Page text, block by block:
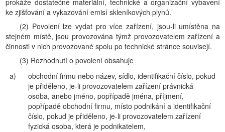
prokáže dostatečné materiální, technické a organizační vybavení
ke zjišťování a vykazování emisí skleníkových plynů.
(2) Povolení lze vydat pro více zařízení, jsou-li umístěna na
stejném místě, jsou provozována týmž provozovatelem zařízení a
činnosti v nich provozované spolu po technické stránce souvisejí.
(3) Rozhodnutí o povolení obsahuje
a)
obchodní firmu nebo název, sídlo, identifikační číslo, pokud
je přiděleno, je-li provozovatelem zařízení právnická
osoba, anebo jméno, popřípadě jména, příjmení,
popřípadě obchodní firmu, místo podnikání a identifikační
číslo, pokud je přiděleno, je-li provozovatelem zařízení
fyzická osoba, která je podnikatelem,